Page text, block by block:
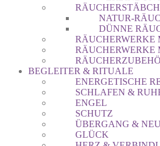
NATUR-
DÜNNE
RÄUCHERWERKE
RÄUCHERWERKE
BEGLEITER & RITUALE
ENERGETISCHE
SCHLAFEN &
ENGEL
SCHUTZ
ÜBERGANG &
GLÜCK